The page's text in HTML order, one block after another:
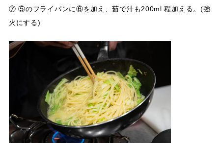
⑦ ⑤のフライパンに⑥を加え、茹で汁も200ml 程加える。(強
火にする)